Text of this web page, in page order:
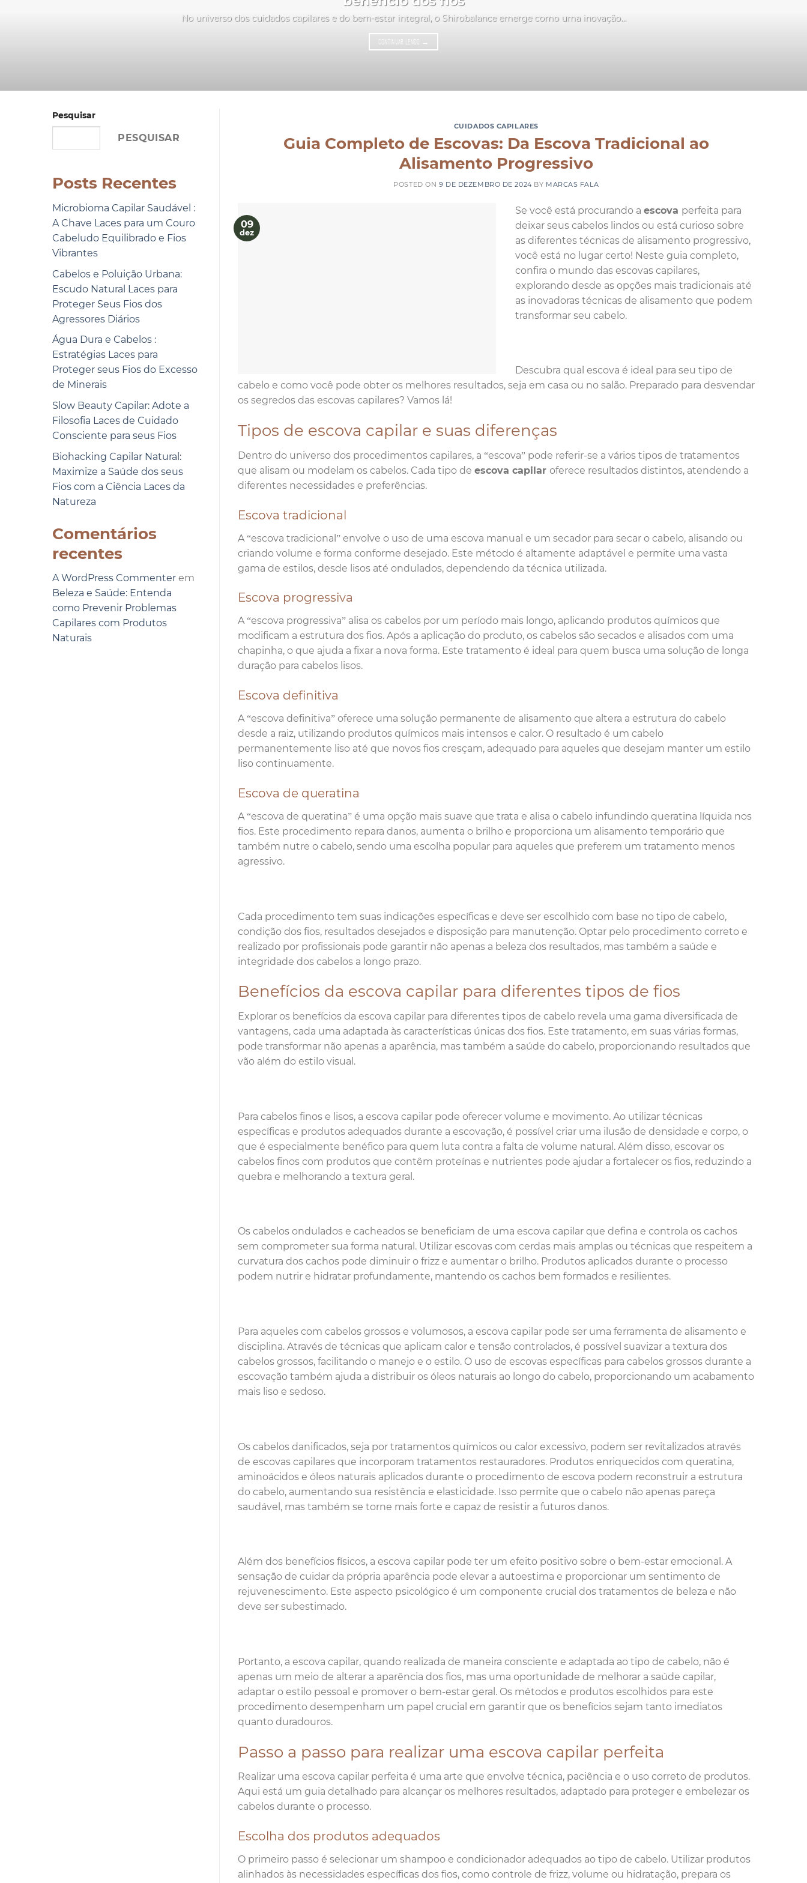
No universo dos cuidados capilares e do bem-estar integral, o Shirobalance emerge como uma inovação...
CONTINUAR LENDO →
Pesquisar
PESQUISAR
Posts Recentes
Microbioma Capilar Saudável :
A Chave Laces para um Couro
Cabeludo Equilibrado e Fios
Vibrantes
Cabelos e Poluição Urbana:
Escudo Natural Laces para
Proteger Seus Fios dos
Agressores Diários
Água Dura e Cabelos :
Estratégias Laces para
Proteger seus Fios do Excesso
de Minerais
Slow Beauty Capilar: Adote a
Filosofia Laces de Cuidado
Consciente para seus Fios
Biohacking Capilar Natural:
Maximize a Saúde dos seus
Fios com a Ciência Laces da
Natureza
Comentários
recentes
A WordPress Commenter em
Beleza e Saúde: Entenda
como Prevenir Problemas
Capilares com Produtos
Naturais
CUIDADOS CAPILARES
Guia Completo de Escovas: Da Escova Tradicional ao
Alisamento Progressivo
POSTED ON 9 DE DEZEMBRO DE 2024 BY MARCAS FALA
09
dez
Se você está procurando aescova perfeita para
deixar seus cabelos lindos ou está curioso sobre
as diferentes técnicas de alisamento progressivo,
você está no lugar certo! Neste guia completo,
confira o mundo das escovas capilares,
explorando desde as opções mais tradicionais até
as inovadoras técnicas de alisamento que podem
transformar seu cabelo.
Descubra qual escova é ideal para seu tipo de
cabelo e como você pode obter os melhores resultados, seja em casa ou no salão. Preparado para desvendar
os segredos das escovas capilares? Vamos lá!
Tipos de escova capilar e suas diferenças
Dentro do universo dos procedimentos capilares, a “escova” pode referir-se a vários tipos de tratamentos
que alisam ou modelam os cabelos. Cada tipo de escova capilar oferece resultados distintos, atendendo a
diferentes necessidades e preferências.
Escova tradicional
A “escova tradicional” envolve o uso de uma escova manual e um secador para secar o cabelo, alisando ou
criando volume e forma conforme desejado. Este método é altamente adaptável e permite uma vasta
gama de estilos, desde lisos até ondulados, dependendo da técnica utilizada.
Escova progressiva
A “escova progressiva” alisa os cabelos por um período mais longo, aplicando produtos químicos que
modificam a estrutura dos fios. Após a aplicação do produto, os cabelos são secados e alisados com uma
chapinha, o que ajuda a fixar a nova forma. Este tratamento é ideal para quem busca uma solução de longa
duração para cabelos lisos.
Escova definitiva
A “escova definitiva” oferece uma solução permanente de alisamento que altera a estrutura do cabelo
desde a raiz, utilizando produtos químicos mais intensos e calor. O resultado é um cabelo
permanentemente liso até que novos fios cresçam, adequado para aqueles que desejam manter um estilo
liso continuamente.
Escova de queratina
A “escova de queratina” é uma opção mais suave que trata e alisa o cabelo infundindo queratina líquida nos
fios. Este procedimento repara danos, aumenta o brilho e proporciona um alisamento temporário que
também nutre o cabelo, sendo uma escolha popular para aqueles que preferem um tratamento menos
agressivo.
Cada procedimento tem suas indicações específicas e deve ser escolhido com base no tipo de cabelo,
condição dos fios, resultados desejados e disposição para manutenção. Optar pelo procedimento correto e
realizado por profissionais pode garantir não apenas a beleza dos resultados, mas também a saúde e
integridade dos cabelos a longo prazo.
Benefícios da escova capilar para diferentes tipos de fios
Explorar os benefícios da escova capilar para diferentes tipos de cabelo revela uma gama diversificada de
vantagens, cada uma adaptada às características únicas dos fios. Este tratamento, em suas várias formas,
pode transformar não apenas a aparência, mas também a saúde do cabelo, proporcionando resultados que
vão além do estilo visual.
Para cabelos finos e lisos, a escova capilar pode oferecer volume e movimento. Ao utilizar técnicas
específicas e produtos adequados durante a escovação, é possível criar uma ilusão de densidade e corpo, o
que é especialmente benéfico para quem luta contra a falta de volume natural. Além disso, escovar os
cabelos finos com produtos que contêm proteínas e nutrientes pode ajudar a fortalecer os fios, reduzindo a
quebra e melhorando a textura geral.
Os cabelos ondulados e cacheados se beneficiam de uma escova capilar que defina e controla os cachos
sem comprometer sua forma natural. Utilizar escovas com cerdas mais amplas ou técnicas que respeitem a
curvatura dos cachos pode diminuir o frizz e aumentar o brilho. Produtos aplicados durante o processo
podem nutrir e hidratar profundamente, mantendo os cachos bem formados e resilientes.
Para aqueles com cabelos grossos e volumosos, a escova capilar pode ser uma ferramenta de alisamento e
disciplina. Através de técnicas que aplicam calor e tensão controlados, é possível suavizar a textura dos
cabelos grossos, facilitando o manejo e o estilo. O uso de escovas específicas para cabelos grossos durante a
escovação também ajuda a distribuir os óleos naturais ao longo do cabelo, proporcionando um acabamento
mais liso e sedoso.
Os cabelos danificados, seja por tratamentos químicos ou calor excessivo, podem ser revitalizados através
de escovas capilares que incorporam tratamentos restauradores. Produtos enriquecidos com queratina,
aminoácidos e óleos naturais aplicados durante o procedimento de escova podem reconstruir a estrutura
do cabelo, aumentando sua resistência e elasticidade. Isso permite que o cabelo não apenas pareça
saudável, mas também se torne mais forte e capaz de resistir a futuros danos.
Além dos benefícios físicos, a escova capilar pode ter um efeito positivo sobre o bem-estar emocional. A
sensação de cuidar da própria aparência pode elevar a autoestima e proporcionar um sentimento de
rejuvenescimento. Este aspecto psicológico é um componente crucial dos tratamentos de beleza e não
deve ser subestimado.
Portanto, a escova capilar, quando realizada de maneira consciente e adaptada ao tipo de cabelo, não é
apenas um meio de alterar a aparência dos fios, mas uma oportunidade de melhorar a saúde capilar,
adaptar o estilo pessoal e promover o bem-estar geral. Os métodos e produtos escolhidos para este
procedimento desempenham um papel crucial em garantir que os benefícios sejam tanto imediatos
quanto duradouros.
Passo a passo para realizar uma escova capilar perfeita
Realizar uma escova capilar perfeita é uma arte que envolve técnica, paciência e o uso correto de produtos.
Aqui está um guia detalhado para alcançar os melhores resultados, adaptado para proteger e embelezar os
cabelos durante o processo.
Escolha dos produtos adequados
O primeiro passo é selecionar um shampoo e condicionador adequados ao tipo de cabelo. Utilizar produtos
alinhados às necessidades específicas dos fios, como controle de frizz, volume ou hidratação, prepara os